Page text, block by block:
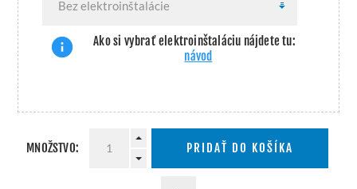
Ako si vybrať elektroinštaláciu nájdete tu:
návod
MNOŽSTVO: PRIDAŤ DO KOŠÍKA